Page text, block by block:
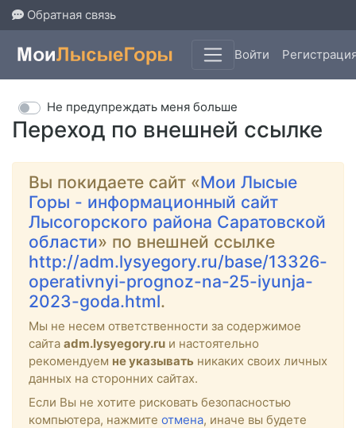
Обратная связь
Войти
Переход по внешней ссылке
Не предупреждать меня больше
Вы покидаете сайт «Мои Лысые
Горы - информационный сайт
Лысогорского района Саратовской
области» по внешней ссылке
http://adm.lysyegory.ru/base/13326-
operativnyi-prognoz-na-25-iyunja-
2023-goda.html.
Мы не несем ответственности за содержимое
сайта adm.lysyegory.ru и настоятельно
рекомендуем не указывать никаких своих личных
данных на сторонних сайтах.
Если Вы не хотите рисковать безопасностью
компьютера, нажмите отмена, иначе вы будете